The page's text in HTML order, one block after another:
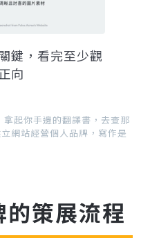
鍵，看完至少觀
向
起你手邊的翻譯書，去查那
網站經營個人品牌，寫作是
策展流程